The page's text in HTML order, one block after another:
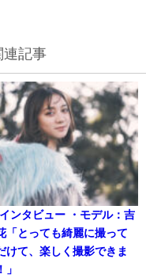
連記事
ンタビュー ・モデル：吉
「とっても綺麗に撮って
けて、楽しく撮影できま
」